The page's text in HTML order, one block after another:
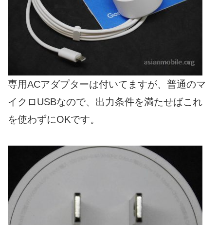
専用ACアダプターは付いてますが、普通のマ
イクロUSBなので、出力条件を満たせばこれ
を使わずにOKです。